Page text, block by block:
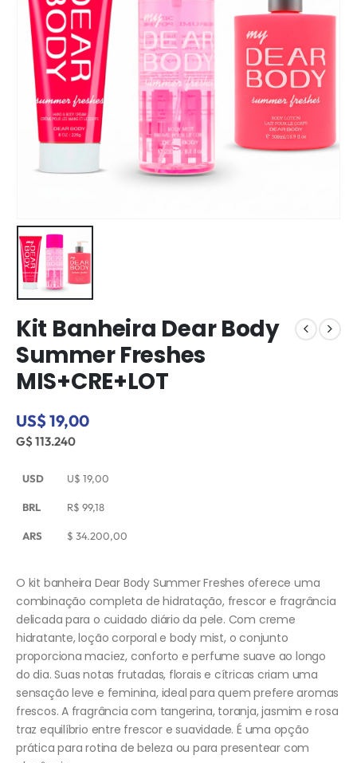
Kit Banheira Dear Body
Summer Freshes
MIS+CRE+LOT
US$ 19,00
G$ 113.240
USD U$ 19,00
BRL R$ 99,18
ARS $ 34.200,00
O kit banheira Dear Body Summer Freshes oferece uma
combinação completa de hidratação, frescor e fragrância
delicada para o cuidado diário da pele. Com creme
hidratante, loção corporal e body mist, o conjunto
proporciona maciez, conforto e perfume suave ao longo
do dia. Suas notas frutadas, florais e cítricas criam uma
sensação leve e feminina, ideal para quem prefere aromas
frescos. A fragrância com tangerina, toranja, jasmim e rosa
traz equilíbrio entre frescor e suavidade. É uma opção
prática para rotina de beleza ou para presentear com